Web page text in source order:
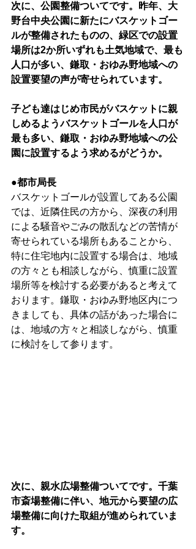
次に、公園整備ついてです。昨年、大
野台中央公園に新たにバスケットゴー
ルが整備されたものの、緑区での設置
場所は2か所いずれも土気地域で、最も
人口が多い、鎌取・おゆみ野地域への
設置要望の声が寄せられています。
子ども達はじめ市民がバスケットに親
しめるようバスケットゴールを人口が
最も多い、鎌取・おゆみ野地域への公
園に設置するよう求めるがどうか。
●都市局長
バスケットゴールが設置してある公園
では、近隣住民の方から、深夜の利用
による騒音やごみの散乱などの苦情が
寄せられている場所もあることから、
特に住宅地内に設置する場合は、地域
の方々とも相談しながら、慎重に設置
場所等を検討する必要があると考えて
おります。鎌取・おゆみ野地区内につ
きましても、具体の話があった場合に
は、地域の方々と相談しながら、慎重
に検討をして参ります。
次に、親水広場整備ついてです。千葉
市斎場整備に伴い、地元から要望の広
場整備に向けた取組が進められていま
す。